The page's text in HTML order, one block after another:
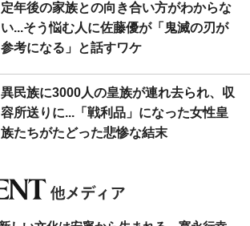
定年後の家族との向き合い方がわからな
い...そう悩む人に佐藤優が「鬼滅の刃が
参考になる」と話すワケ
異民族に3000人の皇族が連れ去られ、収
容所送りに...「戦利品」になった女性皇
族たちがたどった悲惨な結末